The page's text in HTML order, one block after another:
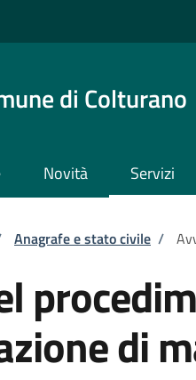
di Colturano
Novità Servizi
pane
Anagrafe e stato civile /
di